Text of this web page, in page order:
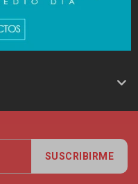
SUSCRIBIRME